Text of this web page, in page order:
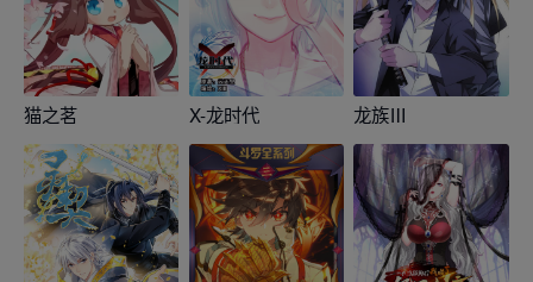
猫之茗 X-龙时代 龙族Ⅲ